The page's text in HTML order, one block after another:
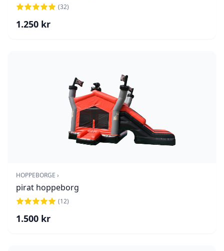
(32)
1.250 kr
HOPPEBORGE ›
pirat hoppeborg
(12)
1.500 kr